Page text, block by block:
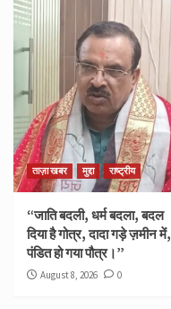
ताज़ा खबर मुद्दा राष्ट्रीय
“जाति बदली, धर्म बदला, बदल
दिया है गोत्र, दादा गड़े ज़मीन में,
पंडित हो गया पौत्र।”
August 8, 2026 0